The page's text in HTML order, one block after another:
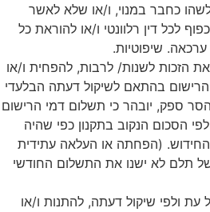
כחבר במנוי, ו/או שלא לאשר
לכל דין רלוונטי ו/או להוראת כל
שיפוטיות.
הזכות לשנות/ לרבות, להפחית ו/או
בהתאם לשיקול דעתה הבלעדי
הסר ספק, יובהר כי תשלום דמי הרישום
הסכום הנקוב בתקנון כפי שהיה
(הפחתה או העלאה עתידית
תלם לא ישנו את התשלום החודשי
ולפי שיקול דעתה, להתנות ו/או